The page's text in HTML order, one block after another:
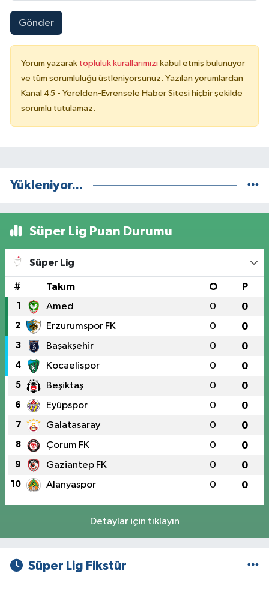
Gönder
Yorum yazarak topluluk kurallarımızı kabul etmiş bulunuyor
ve tüm sorumluluğu üstleniyorsunuz. Yazılan yorumlardan
Kanal 45 - Yerelden-Evrensele Haber Sitesi hiçbir şekilde
sorumlu tutulamaz.
Yükleniyor...
Süper Lig Puan Durumu
Süper Lig
# Takım O P
1 Amed 0 0
2 Erzurumspor FK 0 0
3 Başakşehir 0 0
4 Kocaelispor 0 0
5 Beşiktaş 0 0
6 Eyüpspor 0 0
7 Galatasaray 0 0
8 Çorum FK 0 0
9 Gaziantep FK 0 0
10 Alanyaspor 0 0
Detaylar için tıklayın
Süper Lig Fikstür